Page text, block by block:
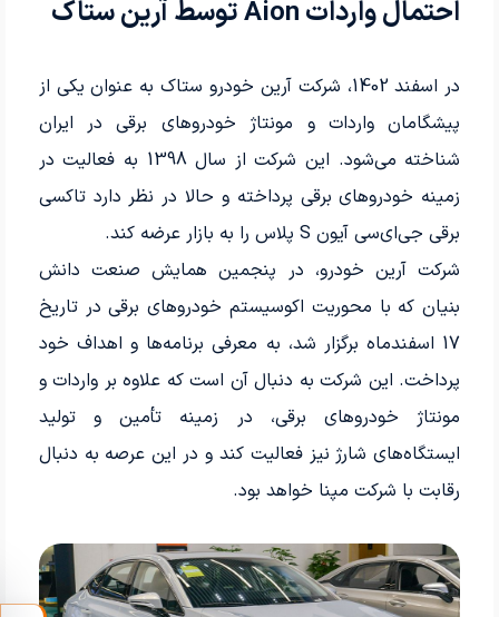
احتمال واردات Aion توسط آرین ستاک
در اسفند 1402، شرکت آرین خودرو ستاک به عنوان یکی از
پیشگامان واردات و مونتاژ خودروهای برقی در ایران
شناخته می‌شود. این شرکت از سال 1398 به فعالیت در
زمینه خودروهای برقی پرداخته و حالا در نظر دارد تاکسی
برقی جی‌ای‌سی آیون S پلاس را به بازار عرضه کند.
شرکت آرین خودرو، در پنجمین همایش صنعت دانش
بنیان که با محوریت اکوسیستم خودروهای برقی در تاریخ
17 اسفندماه برگزار شد، به معرفی برنامه‌ها و اهداف خود
پرداخت. این شرکت به دنبال آن است که علاوه بر واردات و
مونتاژ خودروهای برقی، در زمینه تأمین و تولید
ایستگاه‌های شارژ نیز فعالیت کند و در این عرصه به دنبال
رقابت با شرکت مپنا خواهد بود.